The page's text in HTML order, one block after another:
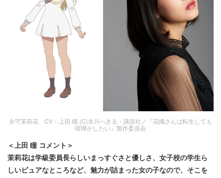
永守茉莉花 CV：上田 瞳 (C)氷川へきる・講談社／『花織さんは転生しても
喧嘩がしたい』製作委員会
＜上田 瞳 コメント＞
茉莉花は学級委員長らしいまっすぐさと優しさ、女子校の学生ら
しいピュアなところなど、魅力が詰まった女の子なので、そこを